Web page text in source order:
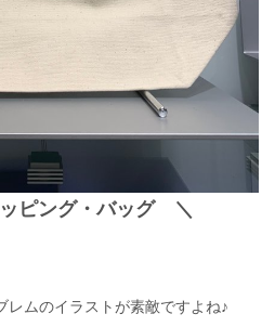
ピング・バッグ ＼
レムのイラストが素敵ですよね♪